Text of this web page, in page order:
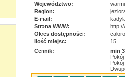
Województwo:
Region:
E-mail:
Strona WWW:
http://
Okres dostępności:
Ilość miejsc:
15
Cennik:
min
Pokój
Pokój